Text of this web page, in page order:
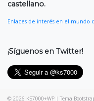
castellano.
Enlaces de interés en el mundo
¡Síguenos en Twitter!
© 2026 KS7000+WP | Tema